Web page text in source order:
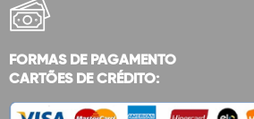
FORMAS DE PAGAMENTO
CARTÕES DE CRÉDITO: